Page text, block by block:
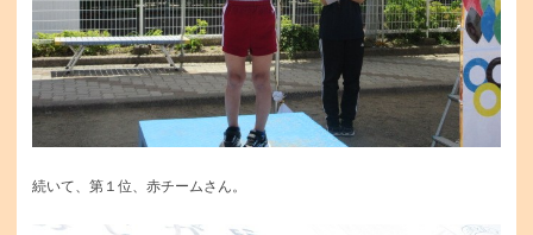
続いて、第１位、赤チームさん。